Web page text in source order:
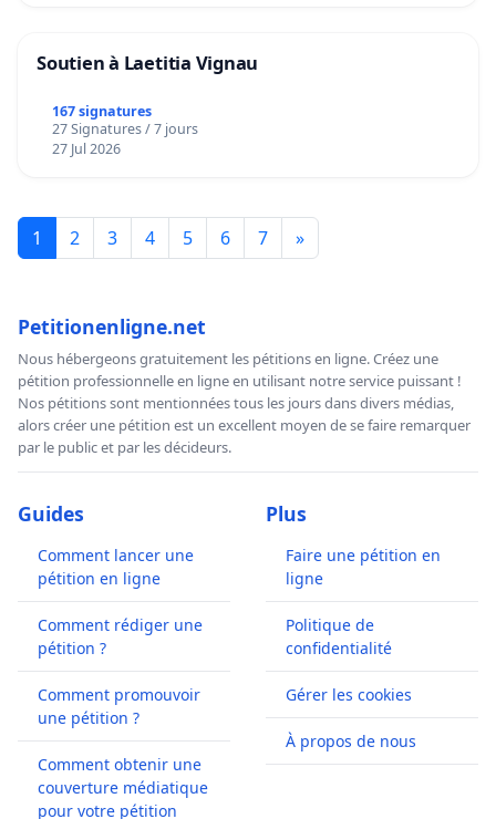
Soutien à Laetitia Vignau
167 signatures
27 Signatures / 7 jours
27 Jul 2026
1 2 3 4 5 6 7 »
Petitionenligne.net
Nous hébergeons gratuitement les pétitions en ligne. Créez une
pétition professionnelle en ligne en utilisant notre service puissant !
Nos pétitions sont mentionnées tous les jours dans divers médias,
alors créer une pétition est un excellent moyen de se faire remarquer
par le public et par les décideurs.
Guides
Comment lancer une
pétition en ligne
Comment rédiger une
pétition ?
Comment promouvoir
une pétition ?
Comment obtenir une
couverture médiatique
pour votre pétition
Plus
Faire une pétition en
ligne
Politique de
confidentialité
Gérer les cookies
À propos de nous